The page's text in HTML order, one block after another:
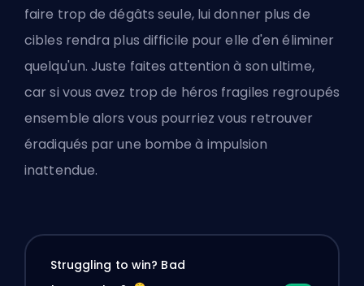
faire trop de dégâts seule, lui donner plus de
cibles rendra plus difficile pour elle d'en éliminer
quelqu'un. Juste faites attention à son ultime,
car si vous avez trop de héros fragiles regroupés
ensemble alors vous pourriez vous retrouver
éradiqués par une bombe à impulsion
inattendue.
Struggling to win? Bad